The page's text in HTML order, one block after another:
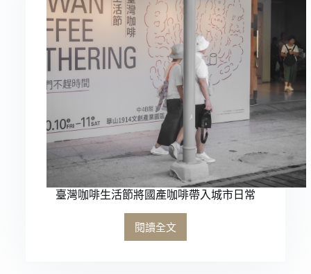
臺灣咖啡生活節將國產咖啡帶入城市日常
閱讀全文